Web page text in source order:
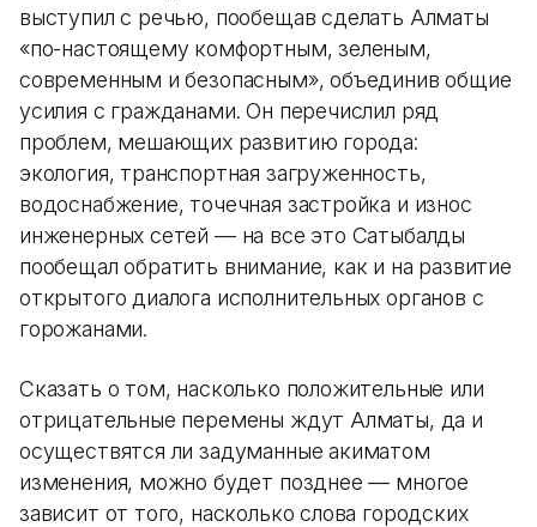
выступил с речью, пообещав сделать Алматы
«по-настоящему комфортным, зеленым,
современным и безопасным», объединив общие
усилия с гражданами. Он перечислил ряд
проблем, мешающих развитию города:
экология, транспортная загруженность,
водоснабжение, точечная застройка и износ
инженерных сетей — на все это Сатыбалды
пообещал обратить внимание, как и на развитие
открытого диалога исполнительных органов с
горожанами.
Сказать о том, насколько положительные или
отрицательные перемены ждут Алматы, да и
осуществятся ли задуманные акиматом
изменения, можно будет позднее — многое
зависит от того, насколько слова городских